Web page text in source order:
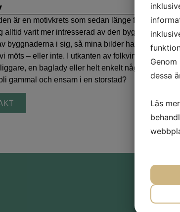
är en motivkrets som sedan länge fångar mitt
alltid varit mer intresserad av den byggda miljön
byggnaderna i sig, så mina bilder handlar om
möts – eller inte. I utkanten av folkvimlet finns ofta
en baglady eller helt enkelt någon som är
gammal och ensam i en storstad?
dessa
Läs